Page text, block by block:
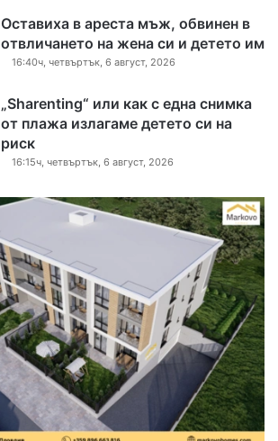
Оставиха в ареста мъж, обвинен в
отвличането на жена си и детето им
16:40ч, четвъртък, 6 август, 2026
„Sharenting“ или как с една снимка
от плажа излагаме детето си на
риск
16:15ч, четвъртък, 6 август, 2026